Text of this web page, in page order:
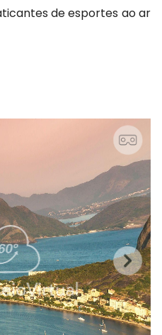
de esportes ao ar